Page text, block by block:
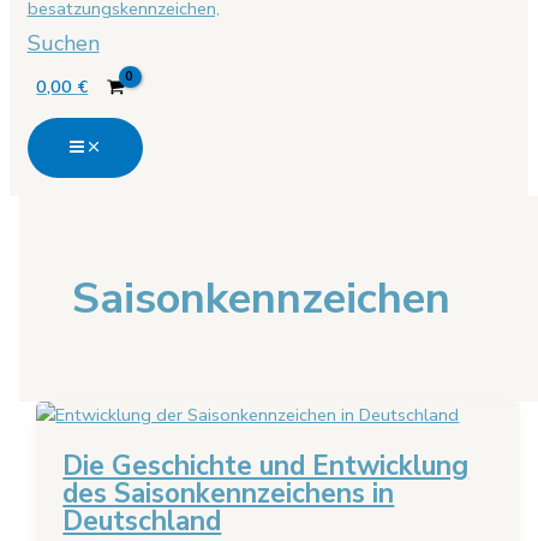
Suchen
0,00 €
Saisonkennzeichen
Die Geschichte und Entwicklung
des Saisonkennzeichens in
Deutschland